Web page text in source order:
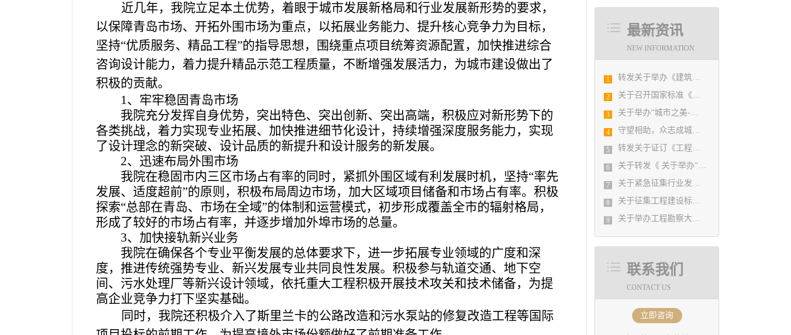
最新资讯
NEW INFORMATION
1 转发关于举办《建筑电气与智能化通用规范》 GB55024-2022公益宣贯的通知
2 关于召开国家标准《绿色建筑评价标准》（GB/T 50378-2019）宣贯培训会议的通知
3 关于举办“城市之美-设计赋能城市发展”活动的通知
4 守望相助，众志成城！ 协会携手相关软件企业为行业提供 在家办公免费软件
5 转发关于证订《工程勘察设计行业年度发展研究报告（2019）》的通知
6 关于转发《 关于举办“城镇老旧小区改造规划设计实务培训班”的通知 》的通知
7 关于紧急征集行业发展图片素材的通知
8 关于征集工程建设标准实施情况及意见的通知
9 关于举办工程勘察大师讲堂活动的通知
联系我们
CONTACT US
立即咨询
近几年，我院立足本土优势，着眼于城市发展新格局和行业发展新形势的要求，
以保障青岛市场、开拓外围市场为重点，以拓展业务能力、提升核心竞争力为目标，
坚持“优质服务、精品工程”的指导思想，围绕重点项目统筹资源配置，加快推进综合
咨询设计能力，着力提升精品示范工程质量，不断增强发展活力，为城市建设做出了
积极的贡献。
1、牢牢稳固青岛市场
我院充分发挥自身优势，突出特色、突出创新、突出高端，积极应对新形势下的
各类挑战，着力实现专业拓展、加快推进细节化设计，持续增强深度服务能力，实现
了设计理念的新突破、设计品质的新提升和设计服务的新发展。
2、迅速布局外围市场
我院在稳固市内三区市场占有率的同时，紧抓外围区域有利发展时机，坚持“率先
发展、适度超前”的原则，积极布局周边市场，加大区域项目储备和市场占有率。积极
探索“总部在青岛、市场在全域”的体制和运营模式，初步形成覆盖全市的辐射格局，
形成了较好的市场占有率，并逐步增加外埠市场的总量。
3、加快接轨新兴业务
我院在确保各个专业平衡发展的总体要求下，进一步拓展专业领域的广度和深
度，推进传统强势专业、新兴发展专业共同良性发展。积极参与轨道交通、地下空
间、污水处理厂等新兴设计领域，依托重大工程积极开展技术攻关和技术储备，为提
高企业竞争力打下坚实基础。
同时，我院还积极介入了斯里兰卡的公路改造和污水泵站的修复改造工程等国际